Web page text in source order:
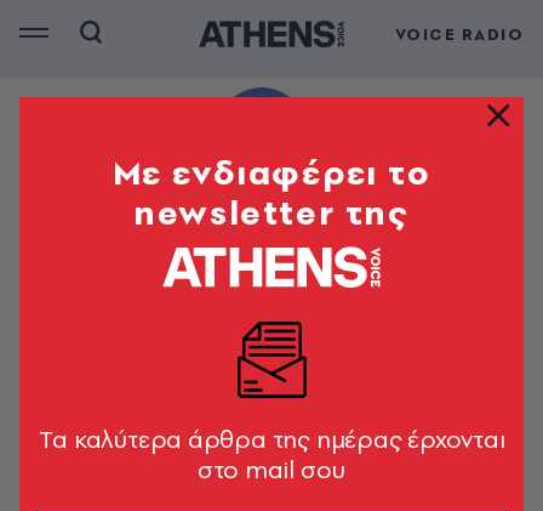
VOICE RADIO
Mε ενδιαφέρει το
newsletter της
Tα καλύτερα άρθρα της ημέρας έρχονται
στο mail σου